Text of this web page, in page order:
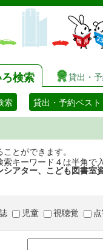
検索 貸出・
索 貸出・予約ベスト
とができます。
キーワード４は半角で
アター、こども図書室
児童 視聴覚